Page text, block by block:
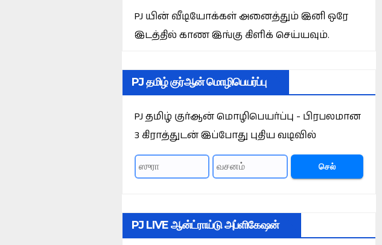
PJ யின் வீடியோக்கள் அனைத்தும் இனி ஒரே
இடத்தில் காண இங்கு கிளிக் செய்யவும்.
PJ தமிழ் குர்ஆன் மொழிபெயர்ப்பு
PJ தமிழ் குர்ஆன் மொழிபெயர்ப்பு - பிரபலமான
3 கிராத்துடன் இப்போது புதிய வடிவில்
செல்
PJ LIVE ஆன்ட்ராய்டு அப்ளிகேஷன்